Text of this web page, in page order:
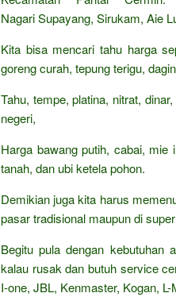
Nagari Supayang, Sirukam, Aie
Kita bisa mencari tahu harga
goreng curah, tepung terigu,
Tahu, tempe, platina, nitrat,
negeri,
Harga bawang putih, cabai,
tanah, dan ubi ketela pohon.
Demikian juga kita harus
pasar tradisional maupun di
Begitu pula dengan kebutuhan
kalau rusak dan butuh service
I-one, JBL, Kenmaster, Kogan, L-